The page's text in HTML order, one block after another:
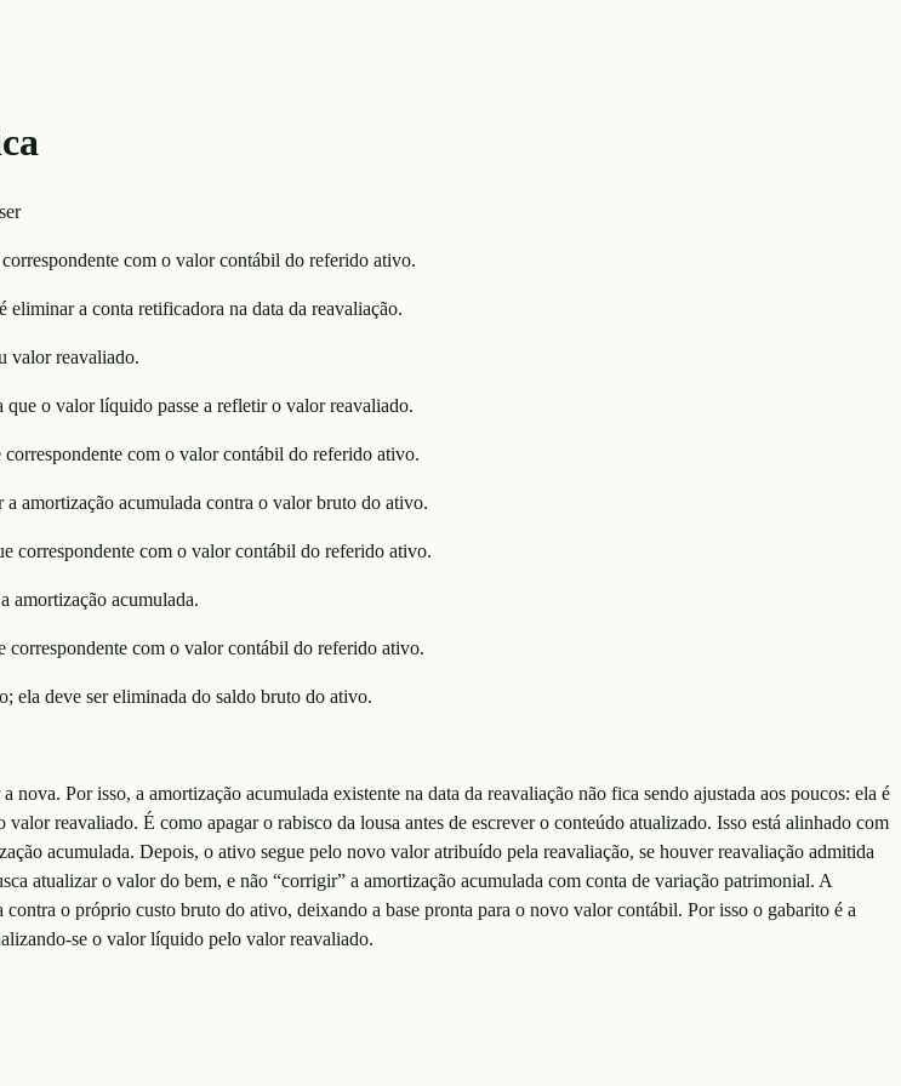
com o valor contábil do referido ativo.
a conta retificadora na data da reavaliação.
valor reavaliado.
o valor líquido passe a refletir o valor reavaliado.
com o valor contábil do referido ativo.
amortização acumulada contra o valor bruto do ativo.
correspondente com o valor contábil do referido ativo.
amortização acumulada.
correspondente com o valor contábil do referido ativo.
ela deve ser eliminada do saldo bruto do ativo.
Por isso, a amortização acumulada existente na data da reavaliação não fica sendo ajustada aos poucos: ela é
reavaliado. É como apagar o rabisco da lousa antes de escrever o conteúdo atualizado. Isso está alinhado com
acumulada. Depois, o ativo segue pelo novo valor atribuído pela reavaliação, se houver reavaliação admitida
atualizar o valor do bem, e não “corrigir” a amortização acumulada com conta de variação patrimonial. A
o próprio custo bruto do ativo, deixando a base pronta para o novo valor contábil. Por isso o gabarito é a
se o valor líquido pelo valor reavaliado.